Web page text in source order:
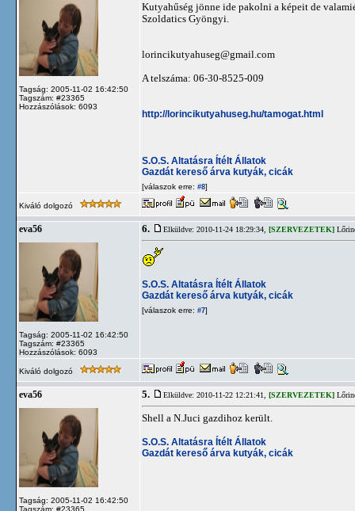
Tagság: 2005-11-02 16:42:50
Tagszám: #23365
Hozzászólások: 6093
Kutyahűség jönne ide pakolni a képeit de
Szoldatics Gyöngyi.
lorincikutyahuseg@gmail.com
A telszáma: 06-30-8525-009
http://lorincikutyahuseg.hu/tamogat.html
S.O.S. Altatásra Ítélt Állatok
Gazdát kereső árva kutyák, cicák
[válaszok erre: #8]
Kiváló dolgozó
eva56
Tagság: 2005-11-02 16:42:50
Tagszám: #23365
Hozzászólások: 6093
6. Elküldve: 2010-11-24 18:29:34, [SZERVEZETEK]
S.O.S. Altatásra Ítélt Állatok
Gazdát kereső árva kutyák, cicák
[válaszok erre: #7]
Kiváló dolgozó
eva56
Tagság: 2005-11-02 16:42:50
Tagszám: #23365
5. Elküldve: 2010-11-22 12:21:41, [SZERVEZETEK]
Shell a N.Juci gazdihoz került.
S.O.S. Altatásra Ítélt Állatok
Gazdát kereső árva kutyák, cicák